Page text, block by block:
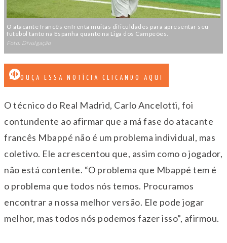
O atacante francês enfrenta muitas dificuldades para apresentar seu
futebol tanto na Espanha quanto na Liga dos Campeões.
Foto: Divulgação
OUÇA ESSA NOTÍCIA CLICANDO AQUI
O técnico do Real Madrid, Carlo Ancelotti, foi
contundente ao afirmar que a má fase do atacante
francês Mbappé não é um problema individual, mas
coletivo. Ele acrescentou que, assim como o jogador,
não está contente. “O problema que Mbappé tem é
o problema que todos nós temos. Procuramos
encontrar a nossa melhor versão. Ele pode jogar
melhor, mas todos nós podemos fazer isso”, afirmou.